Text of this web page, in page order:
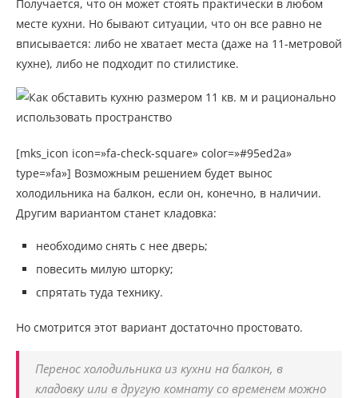
Получается, что он может стоять практически в любом
месте кухни. Но бывают ситуации, что он все равно не
вписывается: либо не хватает места (даже на 11-метровой
кухне), либо не подходит по стилистике.
[mks_icon icon=»fa-check-square» color=»#95ed2a»
type=»fa»] Возможным решением будет вынос
холодильника на балкон, если он, конечно, в наличии.
Другим вариантом станет кладовка:
необходимо снять с нее дверь;
повесить милую шторку;
спрятать туда технику.
Но смотрится этот вариант достаточно простовато.
Перенос холодильника из кухни на балкон, в
кладовку или в другую комнату со временем можно